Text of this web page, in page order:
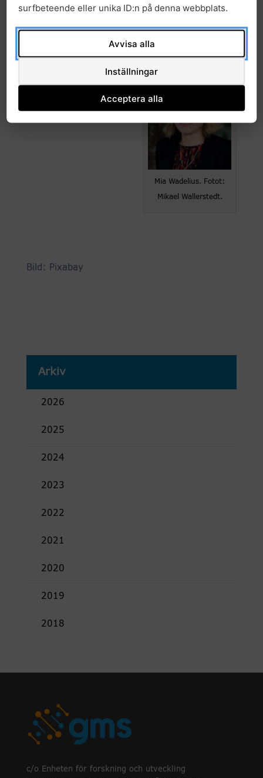
Mia Wadelius. Fotot:
Mikael Wallerstedt.
Bild: Pixabay
Arkiv
2026
2025
2024
2023
2022
2021
2020
2019
2018
c/o Enheten för forskning och utveckling
surfbeteende eller unika ID:n på denna webbplats.
Avvisa alla
Inställningar
Acceptera alla